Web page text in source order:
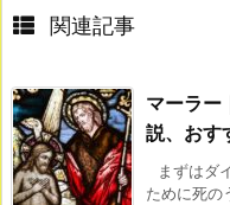
関連記事
マーラー
説、おす
まずはダ
ために死の